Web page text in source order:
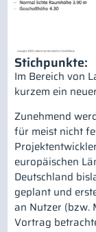
Stichpunkte:
Im Bereich von
kurzem ein
Zunehmend
für meist nicht
europäischen
Deutschland
geplant und
an Nutzer (bzw.
Vortrag